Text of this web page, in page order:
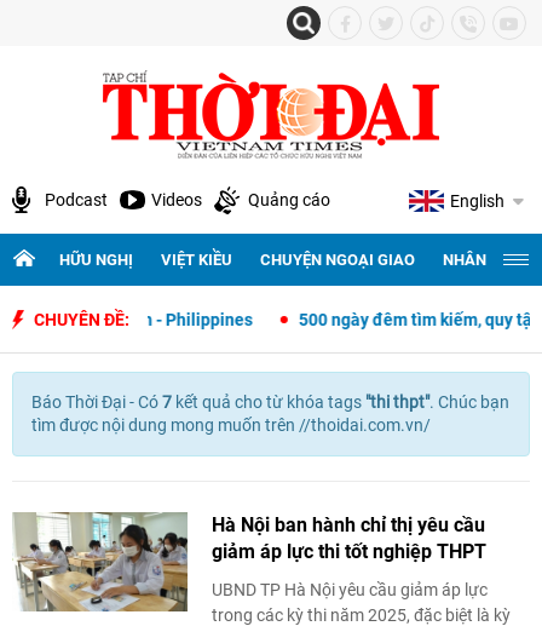
Podcast Videos Quảng cáo English
HỮU NGHỊ VIỆT KIỀU CHUYỆN NGOẠI GIAO NHÂN
CHUYÊN ĐỀ:
giao Việt Nam - Philippines 500 ngày đêm tìm kiếm, quy tập
Báo Thời Đại - Có7 kết quả chotừ khóa tags "thi thpt". Chúc bạn
tìm được nội dung mong muốn trên //thoidai.com.vn/
Hà Nội ban hành chỉ thị yêu cầu
giảm áp lực thi tốt nghiệp THPT
UBND TP Hà Nội yêu cầu giảm áp lực
trong các kỳ thi năm 2025, đặc biệt là kỳ